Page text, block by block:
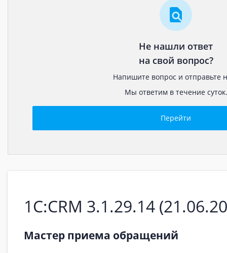
1С:CRM 3.1.29.14
Мастер приема обращений
Не нашли ответ
на свой вопрос?
Напишите вопрос и отправьте
Мы ответим в течение суток.
Перейти